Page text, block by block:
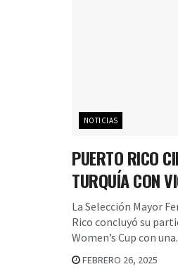
NOTICIAS
PUERTO RICO
TURQUÍA CON
La Selección Mayor
Rico concluyó su
Women’s Cup con
FEBRERO 26, 2025